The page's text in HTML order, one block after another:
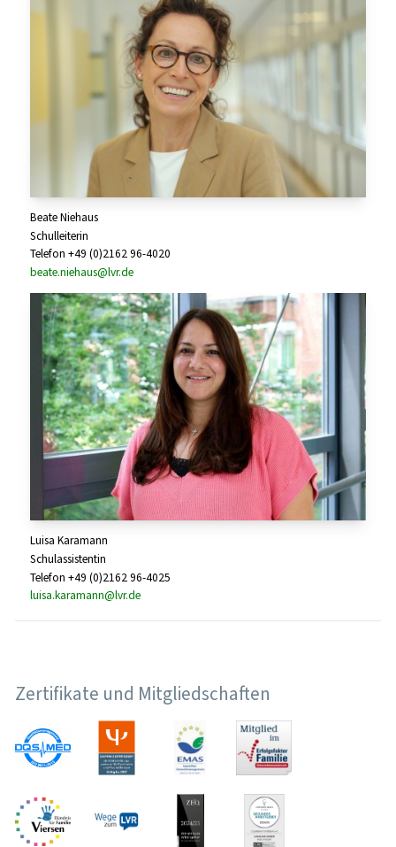
Beate Niehaus
Schulleiterin
Telefon +49 (0)2162 96-4020
beate.niehaus@lvr.de
Luisa Karamann
Schulassistentin
Telefon +49 (0)2162 96-4025
luisa.karamann@lvr.de
Zertifikate und Mitgliedschaften